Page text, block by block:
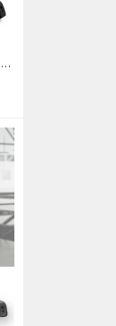
Máy chạy bộ đa năng Fujisuma FJ-889